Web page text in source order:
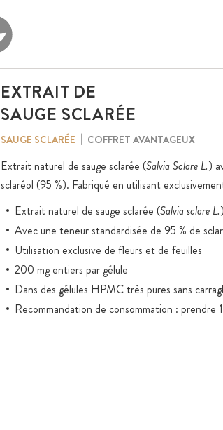
EXTRAIT DE
SAUGE SCLARÉE
SAUGE SCLARÉE COFFRET AVANTAGEUX
Extrait naturel de sauge sclarée (Salvia Sclare L.)
sclaréol (95 %). Fabriqué en utilisant
Extrait naturel de sauge sclarée (Salvia sclare L.)
Avec une teneur standardisée de 95 % de
Utilisation exclusive de fleurs et de feuilles
200 mg entiers par gélule
Dans des gélules HPMC très pures sans
Recommandation de consommation : prendre